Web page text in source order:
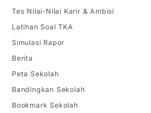
Tes Nilai-Nilai Karir & Ambisi
Latihan Soal TKA
Simulasi Rapor
Berita
Peta Sekolah
Bandingkan Sekolah
Bookmark Sekolah